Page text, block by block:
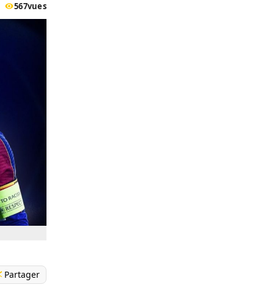
567vues
Partager